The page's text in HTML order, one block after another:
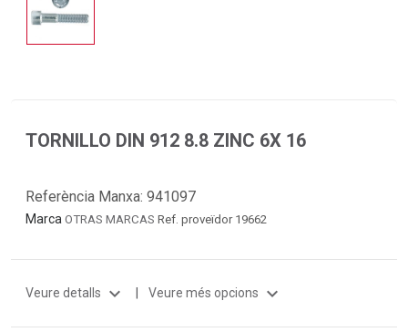
TORNILLO DIN 912 8.8 ZINC 6X 16
Referència Manxa: 941097
Marca OTRAS MARCAS Ref. proveïdor 19662
Veure detalls expand_more | Veure més opcions expand_more